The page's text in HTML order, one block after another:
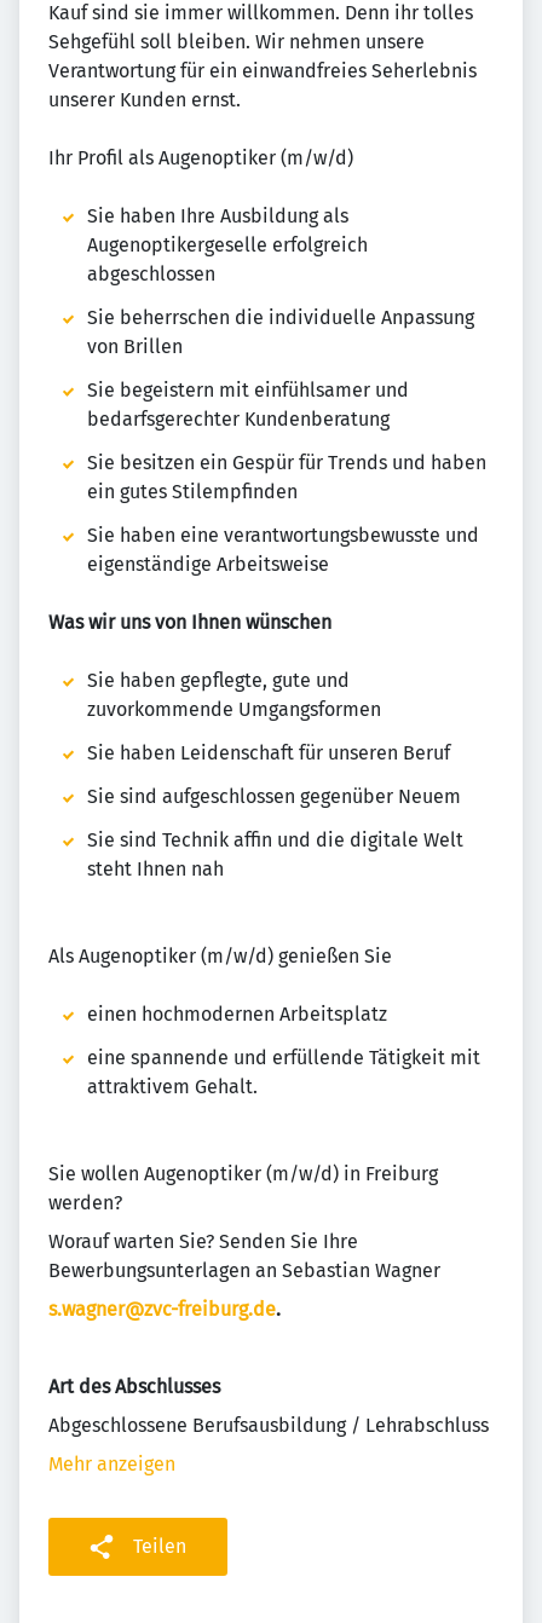
Kauf sind sie immer willkommen. Denn ihr tolles
Sehgefühl soll bleiben. Wir nehmen unsere
Verantwortung für ein einwandfreies Seherlebnis
unserer Kunden ernst.
Ihr Profil als Augenoptiker (m/w/d)
Sie haben Ihre Ausbildung als
Augenoptikergeselle erfolgreich
abgeschlossen
Sie beherrschen die individuelle Anpassung
von Brillen
Sie begeistern mit einfühlsamer und
bedarfsgerechter Kundenberatung
Sie besitzen ein Gespür für Trends und haben
ein gutes Stilempfinden
Sie haben eine verantwortungsbewusste und
eigenständige Arbeitsweise
Was wir uns von Ihnen wünschen
Sie haben gepflegte, gute und
zuvorkommende Umgangsformen
Sie haben Leidenschaft für unseren Beruf
Sie sind aufgeschlossen gegenüber Neuem
Sie sind Technik affin und die digitale Welt
steht Ihnen nah
Als Augenoptiker (m/w/d) genießen Sie
einen hochmodernen Arbeitsplatz
eine spannende und erfüllende Tätigkeit mit
attraktivem Gehalt.
Sie wollen Augenoptiker (m/w/d) in Freiburg
werden?
Worauf warten Sie? Senden Sie Ihre
Bewerbungsunterlagen an Sebastian Wagner
s.wagner@zvc-freiburg.de.
Art des Abschlusses
Abgeschlossene Berufsausbildung / Lehrabschluss
Mehr anzeigen
Teilen